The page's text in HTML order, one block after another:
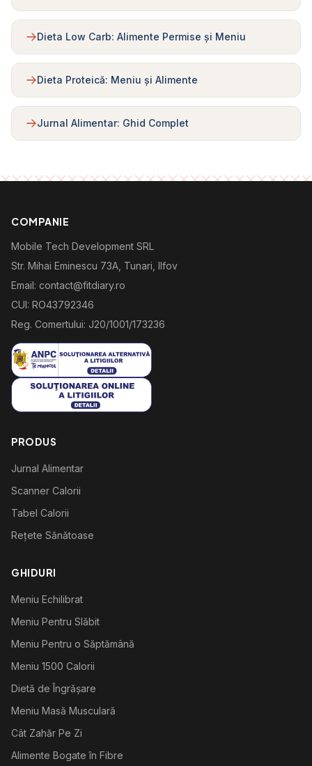
Dieta Low Carb: Alimente Permise și Meniu
Dieta Proteică: Meniu și Alimente
Jurnal Alimentar: Ghid Complet
COMPANIE
Mobile Tech Development SRL
Str. Mihai Eminescu 73A, Tunari, Ilfov
Email: contact@fitdiary.ro
CUI: RO43792346
Reg. Comertului: J20/1001/173236
PRODUS
Jurnal Alimentar
Scanner Calorii
Tabel Calorii
Rețete Sănătoase
GHIDURI
Meniu Echilibrat
Meniu Pentru Slăbit
Meniu Pentru o Săptămână
Meniu 1500 Calorii
Dietă de Îngrășare
Meniu Masă Musculară
Cât Zahăr Pe Zi
Alimente Bogate în Fibre